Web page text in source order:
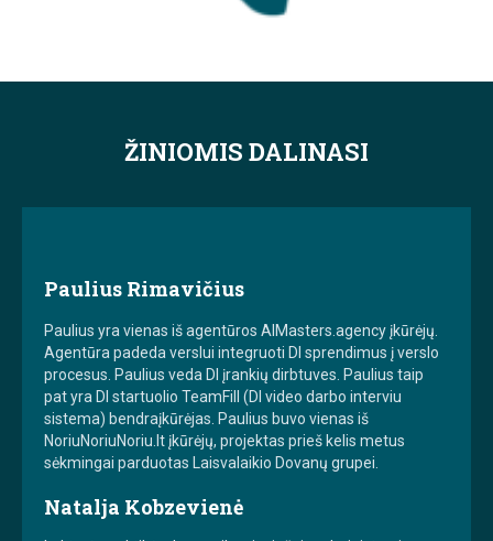
ŽINIOMIS DALINASI
Paulius Rimavičius
Paulius yra vienas iš agentūros AIMasters.agency įkūrėjų.
Agentūra padeda verslui integruoti DI sprendimus į verslo
procesus. Paulius veda DI įrankių dirbtuves. Paulius taip
pat yra DI startuolio TeamFill (DI video darbo interviu
sistema) bendraįkūrėjas. Paulius buvo vienas iš
NoriuNoriuNoriu.lt įkūrėjų, projektas prieš kelis metus
sėkmingai parduotas Laisvalaikio Dovanų grupei.
Natalja Kobzevienė